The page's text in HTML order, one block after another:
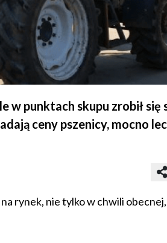
w punktach skupu zrobił się
ceny pszenicy, mocno
rynek, nie tylko w chwili